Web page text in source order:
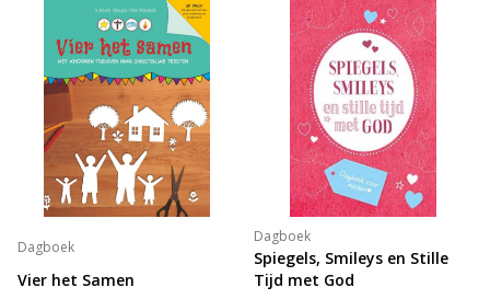
dankbaarheid, blijdschap,
eenzaamheid en hulp vragen.
gesprek en reflectie.
Dagboek
Vier het Samen
Dagboek
Spiegels, Smileys en Stille
Tijd met God